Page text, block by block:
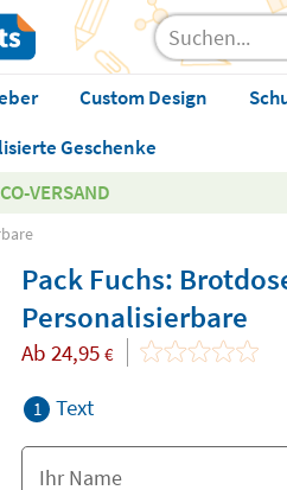
Custom Design
Geschenke
VERSAND
Pack Fuchs:
Personalisierbare
Ab 24,95 €
1 Text